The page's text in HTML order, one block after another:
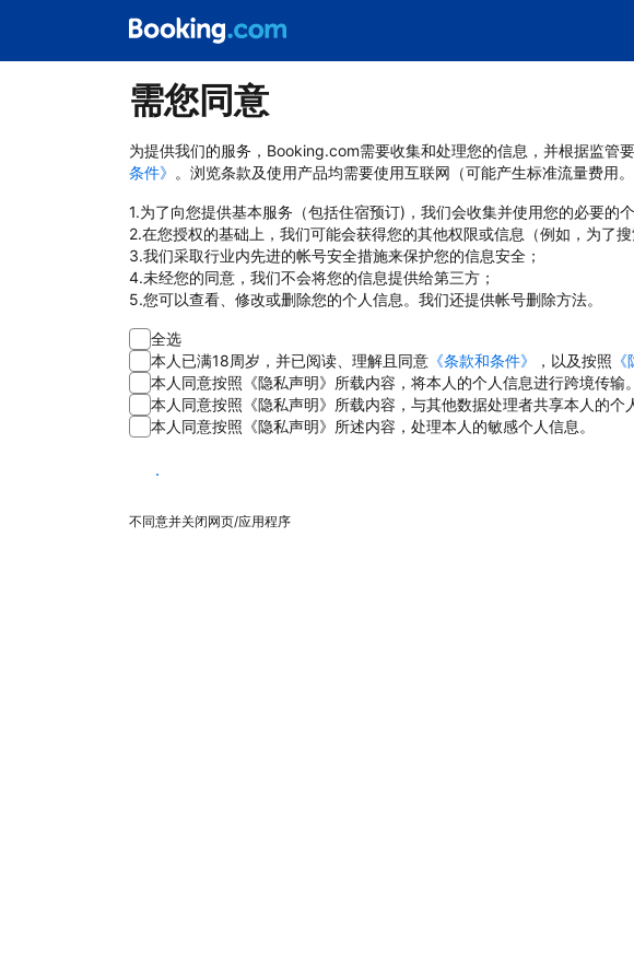
需您同意
为提供我们的服务，Booking.com需要收集和处理您的信息，并根据监管
条件》 。浏览条款及使用产品均需要使用互联网（可能产生标准流量费用
1.为了向您提供基本服务（包括住宿预订)，我们会收集并使用您的必要的个
2.在您授权的基础上，我们可能会获得您的其他权限或信息（例如，为了
3.我们采取行业内先进的帐号安全措施来保护您的信息安全；
4.未经您的同意，我们不会将您的信息提供给第三方；
5.您可以查看、修改或删除您的个人信息。我们还提供帐号删除方法。
全选
本人已满18周岁，并已阅读、理解且同意 《条款和条件》 ，以及按照
本人同意按照《隐私声明》所载内容，将本人的个人信息进行跨境传输。
本人同意按照《隐私声明》所载内容，与其他数据处理者共享本人的个
本人同意按照《隐私声明》所述内容，处理本人的敏感个人信息。
同意
不同意并关闭网页/应用程序